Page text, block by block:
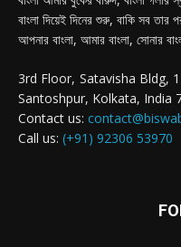
বাংলা দিয়েই দিনের শুরু, বাকি সব তার
আপনার বাংলা, আমার বাংলা, সোনার
3rd Floor, Satavisha Bldg,
Santoshpur, Kolkata, India
Contact us:
Call us: (+91) 92306 53970